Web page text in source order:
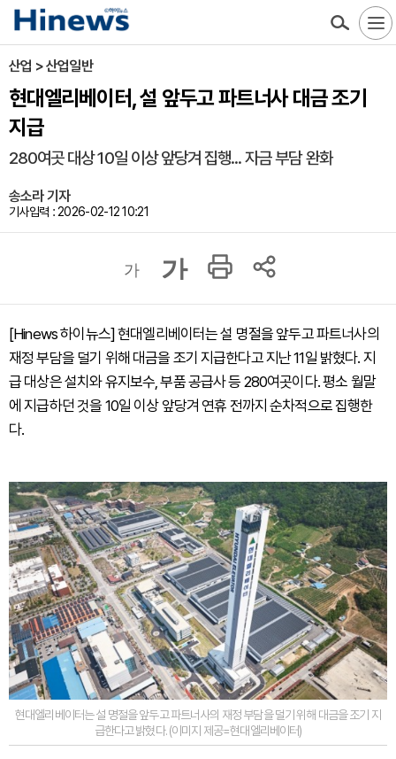
산업 > 산업일반
현대엘리베이터, 설 앞두고 파트너사 대금 조기
지급
280여곳 대상 10일 이상 앞당겨 집행... 자금 부담 완화
송소라 기자
기사입력 : 2026-02-12 10:21
가 가
[Hinews 하이뉴스] 현대엘리베이터는 설 명절을 앞두고 파트너사의
재정 부담을 덜기 위해 대금을 조기 지급한다고 지난 11일 밝혔다. 지
급 대상은 설치와 유지보수, 부품 공급사 등 280여곳이다. 평소 월말
에 지급하던 것을 10일 이상 앞당겨 연휴 전까지 순차적으로 집행한
다.
현대엘리베이터는 설 명절을 앞두고 파트너사의 재정 부담을 덜기 위해 대금을 조기 지
급한다고 밝혔다. (이미지 제공=현대엘리베이터)